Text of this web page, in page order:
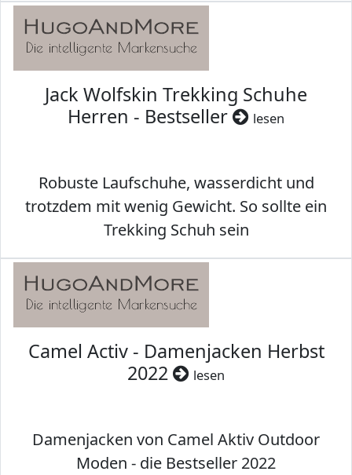
Jack Wolfskin Trekking Schuhe
Herren - Bestseller
lesen
Robuste Laufschuhe, wasserdicht und
trotzdem mit wenig Gewicht. So sollte ein
Trekking Schuh sein
Camel Activ - Damenjacken Herbst
2022
lesen
Damenjacken von Camel Aktiv Outdoor
Moden - die Bestseller 2022